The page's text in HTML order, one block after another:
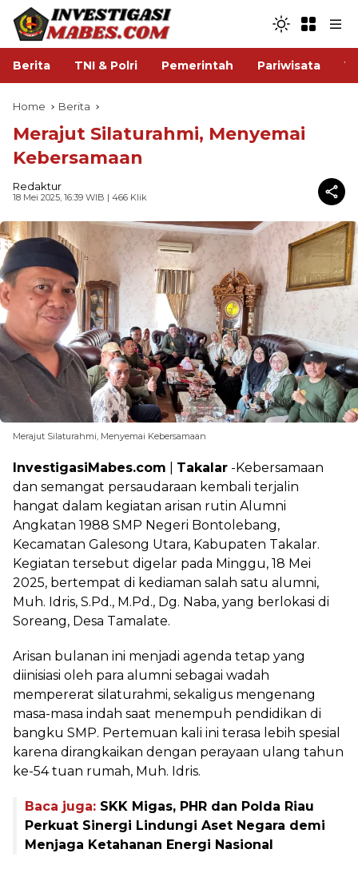
Berita TNI & Polri Pemerintah Pariwisata
Home Berita
Merajut Silaturahmi, Menyemai
Kebersamaan
Redaktur
18 Mei 2025, 16:39 WIB | 466 Klik
Merajut Silaturahmi, Menyemai Kebersamaan
InvestigasiMabes.com Takalar -Kebersamaan
dan semangat persaudaraan kembali terjalin
hangat dalam kegiatan arisan rutin Alumni
Angkatan 1988 SMP Negeri Bontolebang,
Kecamatan Galesong Utara, Kabupaten Takalar.
Kegiatan tersebut digelar pada Minggu, 18 Mei
2025, bertempat di kediaman salah satu alumni,
Muh. Idris, S.Pd., M.Pd., Dg. Naba, yang berlokasi di
Soreang, Desa Tamalate.
Arisan bulanan ini menjadi agenda tetap yang
diinisiasi oleh para alumni sebagai wadah
mempererat silaturahmi, sekaligus mengenang
masa-masa indah saat menempuh pendidikan di
bangku SMP. Pertemuan kali ini terasa lebih spesial
karena dirangkaikan dengan perayaan ulang tahun
ke-54 tuan rumah, Muh. Idris.
Baca juga: SKK Migas, PHR dan Polda Riau
Perkuat Sinergi Lindungi Aset Negara demi
Menjaga Ketahanan Energi Nasional